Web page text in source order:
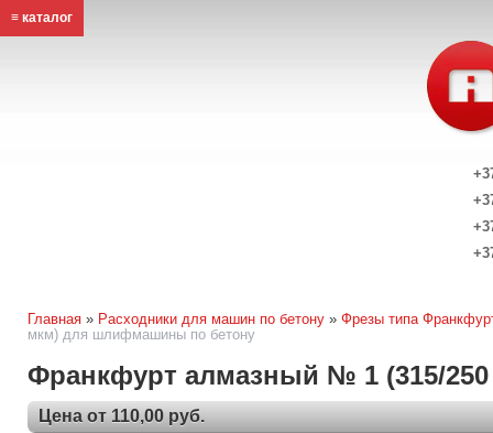
≡ каталог
Главная » Расходники для машин по бетону » Фрезы типа
мкм) для шлифмашины по бетону
Франкфурт алмазный № 1 (315/
Цена от 110,00 руб.